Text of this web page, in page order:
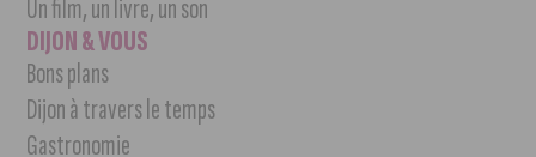
Un film, un livre, un son
DIJON & VOUS
Bons plans
Dijon à travers le temps
Gastronomie